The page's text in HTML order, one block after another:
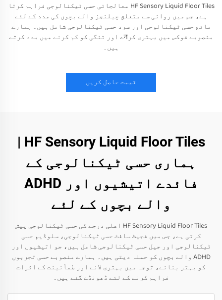
HF Sensory Liquid Floor Tiles معالجاتی حسی ٹیکنالوجی فراہم کرتا
ہے، جس میں روانی سے متعلق چیلنجز والے بچوں کی مدد کے لئے
مائع حسی ٹیکنالوجی اور سرد حسی ٹیکنالوجی شامل ہیں۔ ہمارے
منصوبے فوکس میں بہتری کرनے اور تنگی کو کم کرنے میں مدد کرتے
ہیں۔
قیمت حاصل کریں
HF Sensory Liquid Floor Tiles |
ہماری حسی ٹیکنالوجی کے
فائدے اتیشیوں اور ADHD
والے بچوں کے لئے
HF Sensory Liquid Floor Tiles اعلی درجے کی حسی ٹیکنالوجی پیش
کرتی ہے، جس میں فجیٹ سافٹ حسی ٹیکنالوجی، سلوڈیم حسی
ٹیکنالوجی اور جیل حسی ٹیکنالوجی شامل ہیں، جو اتیشیوں اور
ADHD والے بچوں کو حملہ دیتی ہیں۔ ہمارے منصوبے حسی تجربوں
کو بہتر بنانے، توجہ میں بہتری لانے اور طمأنینت کے اثرات
فراہم کرنے کے لئے ڈھونڈے گئے ہیں۔